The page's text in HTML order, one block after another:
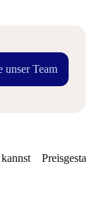
unser Team
Preisgestaltung